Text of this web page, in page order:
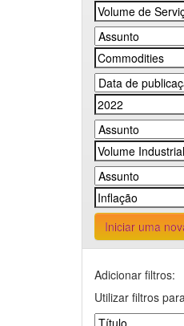
Iniciar uma
Adicionar filtros:
Utilizar filtros